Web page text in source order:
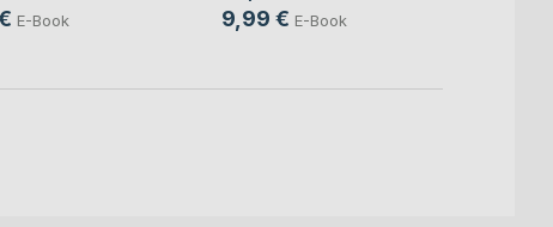
E-Book 9,99 € E-Book